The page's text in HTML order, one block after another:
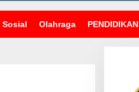
Sosial Olahraga PENDIDIKAN